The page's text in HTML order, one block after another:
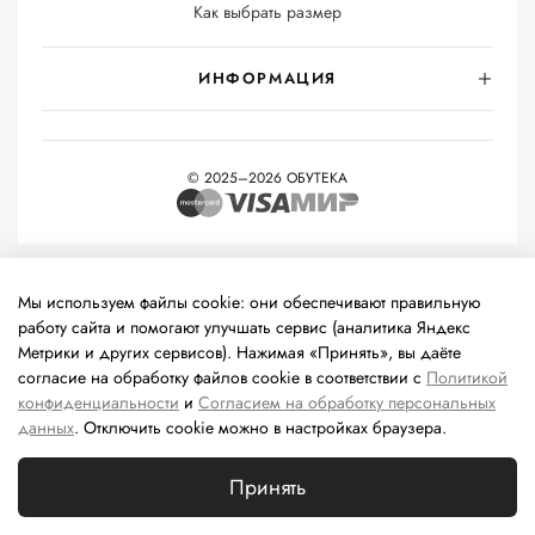
Как выбрать размер
ИНФОРМАЦИЯ
© 2025–2026 ОБУТЕКА
технологии
(информационные технологии предоставления
информации на основе сбора, систематизации и анализа
сведений, относящихся к предпочтениям пользователей сети
«Интернет», находящихся на территории Российской
Федерации).
Мы используем файлы cookie: они обеспечивают правильную
работу сайта и помогают улучшать сервис (аналитика Яндекс
Метрики и других сервисов). Нажимая «Принять», вы даёте
согласие на обработку файлов cookie в соответствии с Политикой
конфиденциальности и Согласием на обработку персональных
данных. Отключить cookie можно в настройках браузера.
Принять